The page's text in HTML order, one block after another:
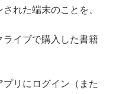
れた端末のことを、
ライブで購入した書籍
リにログイン（また